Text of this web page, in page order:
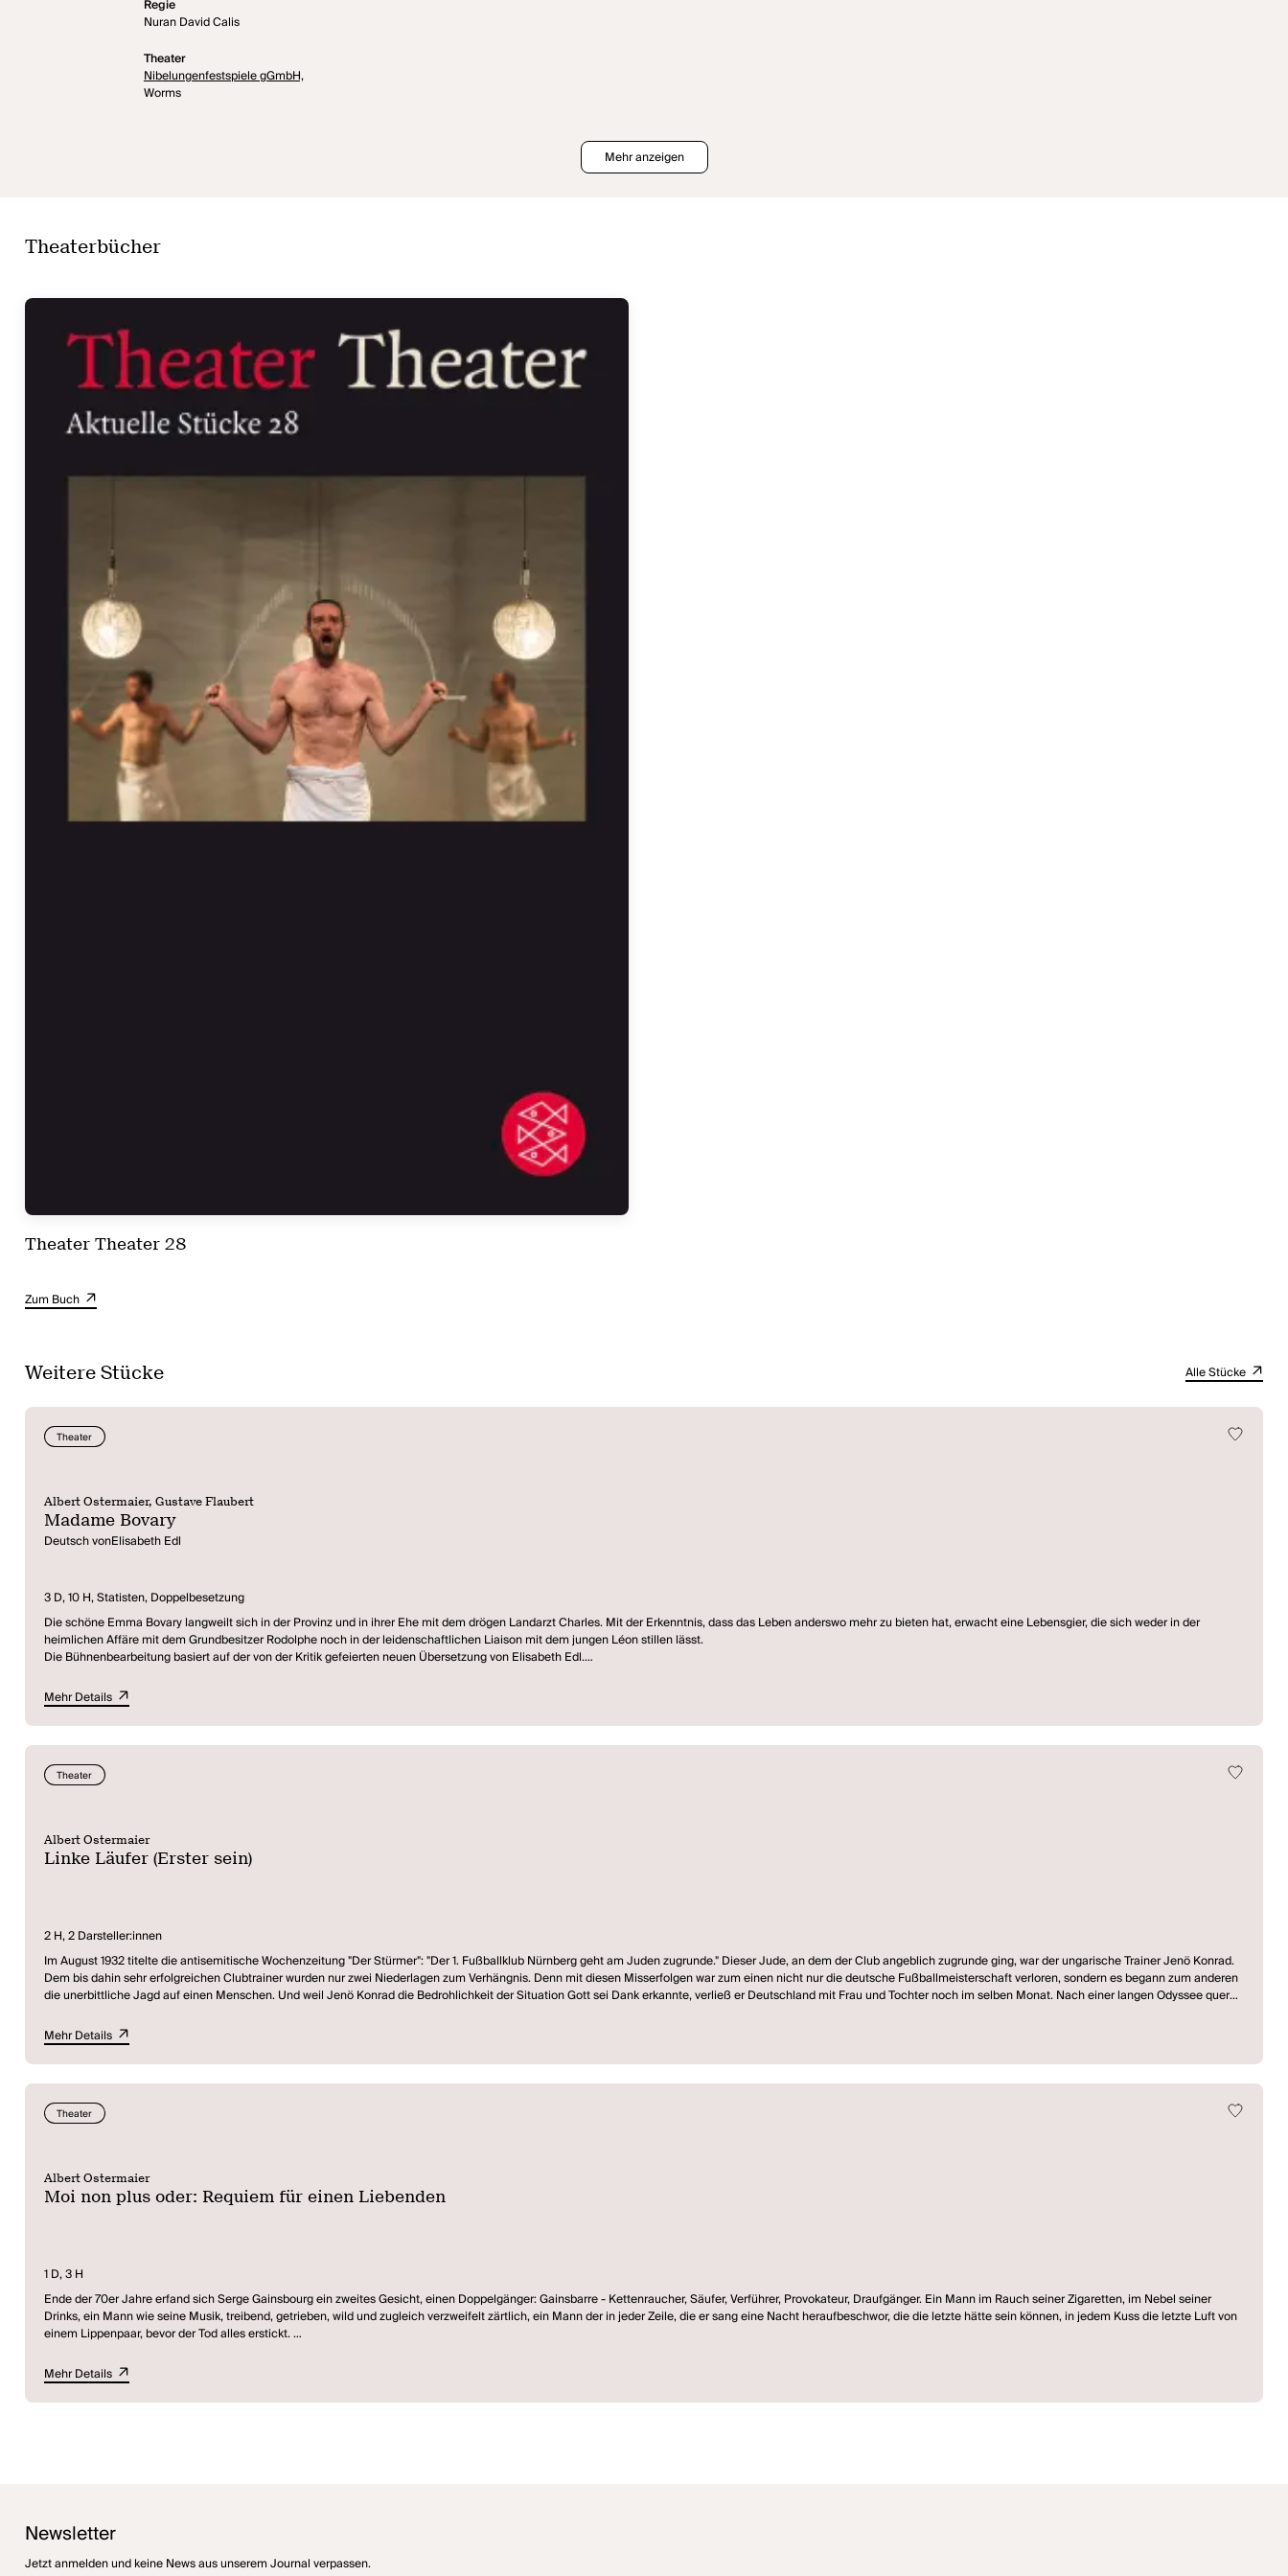
Regie
Nuran David Calis
Theater
Nibelungenfestspiele gGmbH,
Worms
Mehr anzeigen
Theaterbücher
Theater Theater 28
Zum Buch
Weitere Stücke Alle Stücke
Theater
Albert Ostermaier, Gustave Flaubert
Madame Bovary
Deutsch vonElisabeth Edl
3 D, 10 H, Statisten, Doppelbesetzung
Die schöne Emma Bovary langweilt sich in der Provinz und in ihrer Ehe mit dem drögen Landarzt Charles. Mit der Erkenntnis, dass das Leben anderswo mehr zu bieten hat, erwacht eine Lebensgier, die sich weder in der
heimlichen Affäre mit dem Grundbesitzer Rodolphe noch in der leidenschaftlichen Liaison mit dem jungen Léon stillen lässt.
Die Bühnenbearbeitung basiert auf der von der Kritik gefeierten neuen Übersetzung von Elisabeth Edl.
Mehr Details
Theater
Albert Ostermaier
Linke Läufer (Erster sein)
2 H, 2 Darsteller:innen
Im August 1932 titelte die antisemitische Wochenzeitung "Der Stürmer": "Der 1. Fußballklub Nürnberg geht am Juden zugrunde." Dieser Jude, an dem der Club angeblich zugrunde ging, war der ungarische Trainer Jenö Konrad.
Dem bis dahin sehr erfolgreichen Clubtrainer wurden nur zwei Niederlagen zum Verhängnis. Denn mit diesen Misserfolgen war zum einen nicht nur die deutsche Fußballmeisterschaft verloren, sondern es begann zum anderen
die unerbittliche Jagd auf einen Menschen. Und weil Jenö Konrad die Bedrohlichkeit der Situation Gott sei Dank erkannte, verließ er Deutschland mit Frau und Tochter noch im selben Monat. Nach einer langen Odyssee quer
und schreibt ein Stück Nürnberger Fußballgeschichte neu.
Mehr Details
Theater
Albert Ostermaier
Moi non plus oder: Requiem für einen Liebenden
1 D, 3 H
Ende der 70er Jahre erfand sich Serge Gainsbourg ein zweites Gesicht, einen Doppelgänger: Gainsbarre - Kettenraucher, Säufer, Verführer, Provokateur, Draufgänger. Ein Mann im Rauch seiner Zigaretten, im Nebel seiner
Drinks, ein Mann wie seine Musik, treibend, getrieben, wild und zugleich verzweifelt zärtlich, ein Mann der in jeder Zeile, die er sang eine Nacht heraufbeschwor, die die letzte hätte sein können, in jedem Kuss die letzte Luft von
einem Lippenpaar, bevor der Tod alles erstickt.
retten. Als könnte einer sich im Spiegel sehen und übermalen und dann weg gehen und wäre zwei.
Moi non Plusist ein Roadmovie und eine Love-Story über einen Mann, und seinen Kampf mit sich selbst, mit der Sucht, dem Scheitern. Ein Kampf, den zunehmend Gainsbarre gewinnt, die öffentliche, die herbeiphantasierte,
Mehr Details
Newsletter
Jetzt anmelden und keine News aus unserem Journal verpassen.